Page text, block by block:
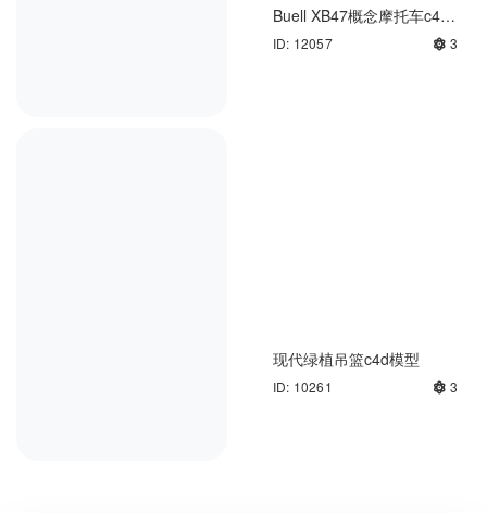
Buell XB47概念摩托车c4d
ID: 12057 3
现代绿植吊篮c4d模型
ID: 10261 3